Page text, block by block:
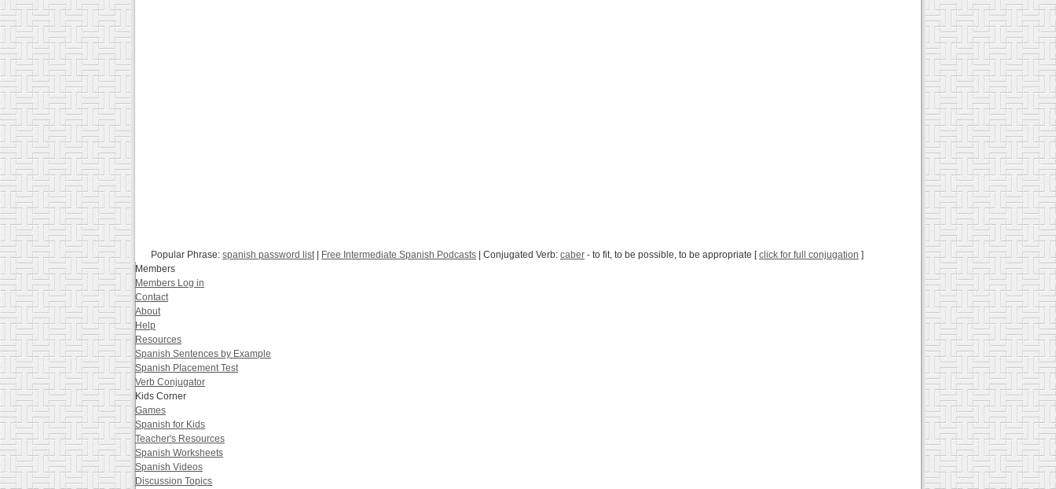
Popular Phrase: spanish password list | Free Intermediate Spanish Podcasts | Conjugated Verb: caber - to fit, to be possible, to be appropriate [click for full conjugation ]
Members
Members Log in
Contact
About
Help
Resources
Spanish Sentences by Example
Spanish Placement Test
Verb Conjugator
Kids Corner
Games
Spanish for Kids
Teacher's Resources
Spanish Worksheets
Spanish Videos
Discussion Topics